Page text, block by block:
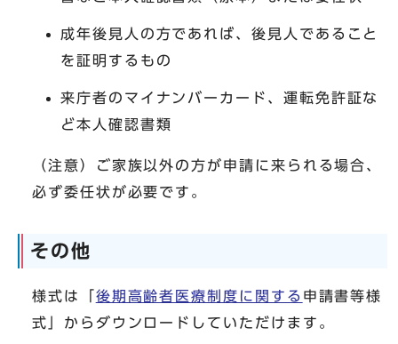
成年後見人の方であれば、後見人であること
を証明するもの
来庁者のマイナンバーカード、運転免許証な
ど本人確認書類
（注意）ご家族以外の方が申請に来られる場合、
必ず委任状が必要です。
その他
様式は「 後期高齢者医療制度 に関する 申請書等様
式」からダウンロードしていただけます。